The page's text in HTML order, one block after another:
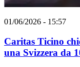
01/06/2026 - 15:57
Caritas Ticino
una Svizzera da